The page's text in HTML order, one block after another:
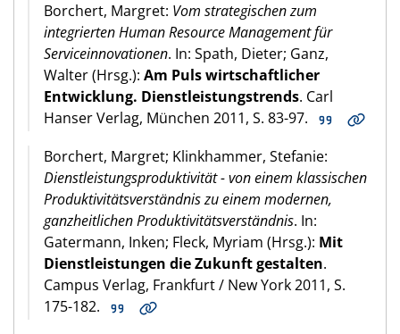
Borchert, Margret: Vom strategischen zum
integrierten Human Resource Management für
Serviceinnovationen. In: Spath, Dieter; Ganz,
Walter (Hrsg.): Am Puls wirtschaftlicher
Entwicklung. Dienstleistungstrends. Carl
Hanser Verlag, München 2011, S. 83-97.
Borchert, Margret; Klinkhammer, Stefanie:
Dienstleistungsproduktivität - von einem klassischen
Produktivitätsverständnis zu einem modernen,
ganzheitlichen Produktivitätsverständnis. In:
Gatermann, Inken; Fleck, Myriam (Hrsg.): Mit
Dienstleistungen die Zukunft gestalten.
Campus Verlag, Frankfurt / New York 2011, S.
175-182.